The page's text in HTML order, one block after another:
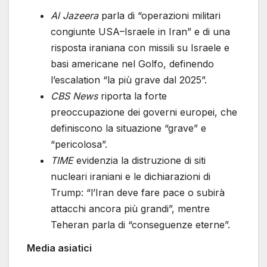
Al Jazeeraparla di “operazioni militari
congiunte USA–Israele in Iran” e di una
risposta iraniana con missili su Israele e
basi americane nel Golfo, definendo
l’escalation “la più grave dal 2025”.
CBS Newsriporta la forte
preoccupazione dei governi europei, che
definiscono la situazione “grave” e
“pericolosa”.
TIMEevidenzia la distruzione di siti
nucleari iraniani e le dichiarazioni di
Trump: “l’Iran deve fare pace o subirà
attacchi ancora più grandi”, mentre
Teheran parla di “conseguenze eterne”.
Media asiatici